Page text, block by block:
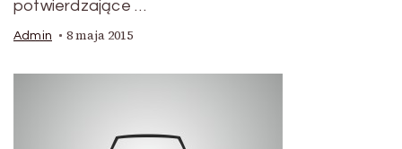
potwierdzające …
Admin 8 maja 2015